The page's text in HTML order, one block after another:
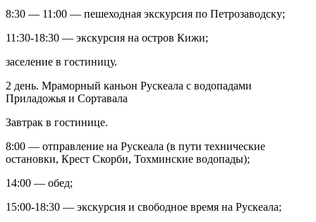
8:30 — 11:00 — пешеходная экскурсия по Петрозаводску;
11:30-18:30 — экскурсия на остров Кижи;
заселение в гостиницу.
2 день. Мраморный каньон Рускеала с водопадами
Приладожья и Сортавала
Завтрак в гостинице.
8:00 — отправление на Рускеала (в пути технические
остановки, Крест Скорби, Тохминские водопады);
14:00 — обед;
15:00-18:30 — экскурсия и свободное время на Рускеала;